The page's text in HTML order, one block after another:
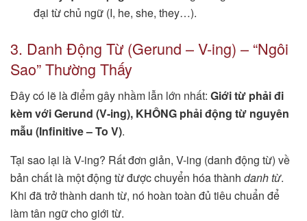
đại từ chủ ngữ (I, he, she, they…).
3. Danh Động Từ (Gerund – V-ing) – “Ngôi
Sao” Thường Thấy
Đây có lẽ là điểm gây nhầm lẫn lớn nhất: Giới từ phải đi
kèm với Gerund (V-ing), KHÔNG phải động từ nguyên
mẫu (Infinitive – To V).
Tại sao lại là V-ing? Rất đơn giản, V-ing (danh động từ) về
bản chất là một động từ được chuyển hóa thành danh từ.
Khi đã trở thành danh từ, nó hoàn toàn đủ tiêu chuẩn để
làm tân ngữ cho giới từ.